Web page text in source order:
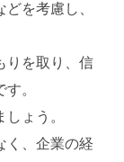
を考慮し、
りを取り、信
。
ょう。
く、企業の経